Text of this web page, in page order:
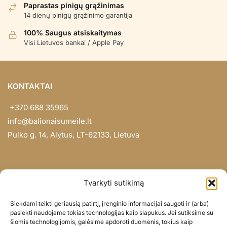
Tvarkyti sutikimą
Siekdami teikti geriausią patirtį, įrenginio informacijai saugoti ir (arba)
pasiekti naudojame tokias technologijas kaip slapukus. Jei sutiksime su
šiomis technologijomis, galėsime apdoroti duomenis, tokius kaip
Paprastas pinigų grąžinimas
14 dienų pinigų grąžinimo garantija
100% Saugus atsiskaitymas
Visi Lietuvos bankai / Apple Pay
KONTAKTAI
+370 688 35965
info@balionaisumeile.lt
Pulko g. 14, Alytus, LT-62133, Lietuva
Didmena